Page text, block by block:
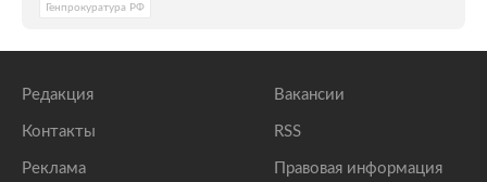
Генпрокуратура РФ
Редакция
Контакты
Реклама
Вакансии
RSS
Правовая информация